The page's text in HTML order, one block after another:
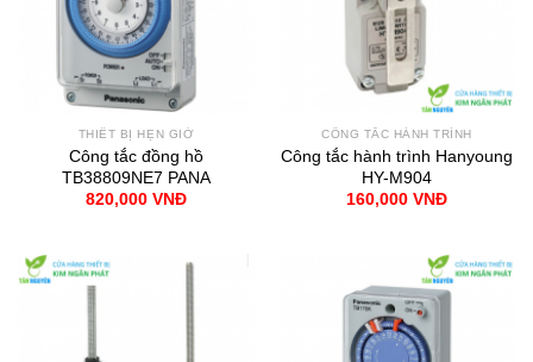
THIẾT BỊ HẸN GIỜ
Công tắc đồng hồ
TB38809NE7 PANA
820,000 VNĐ
CÔNG TẮC HÀNH TRÌNH
Công tắc hành trình Hanyoung
HY-M904
160,000 VNĐ